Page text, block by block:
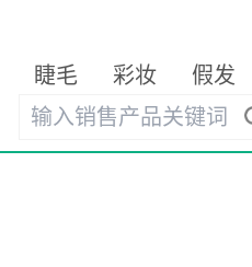
睫毛 彩妆 假发